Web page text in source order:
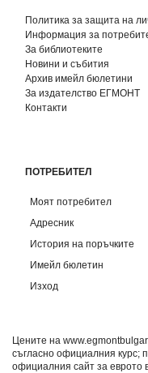
Политика за защита на
Информация за
За библиотеките
Новини и събития
Архив имейл бюлетини
За издателство ЕГМОНТ
Контакти
ПОТРЕБИТЕЛ
Моят потребител
Адресник
История на поръчките
Имейл бюлетин
Изход
Цените на
съгласно официалния курс;
официалния сайт за еврото